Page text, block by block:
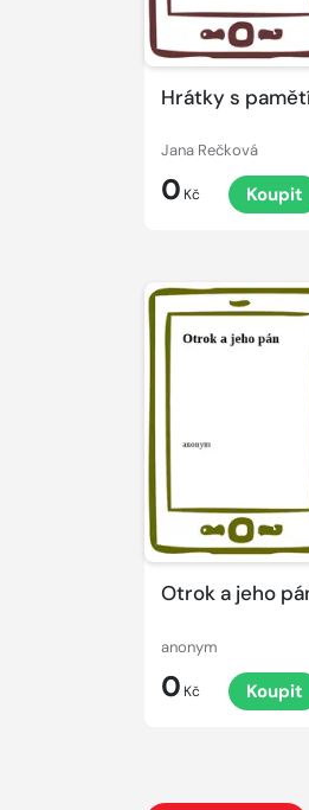
Hrátky s
Jana Rečková
0 Kč Koupit
Otrok a jeho
anonym
0 Kč Koupit